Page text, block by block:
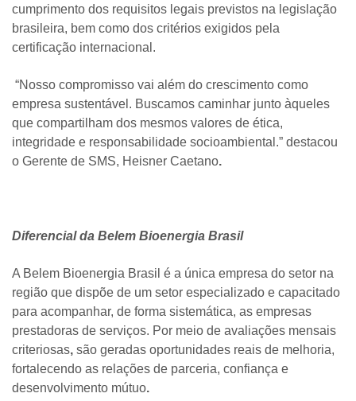
cumprimento dos requisitos legais previstos na legislação
brasileira, bem como dos critérios exigidos pela
certificação internacional .
“Nosso compromisso vai além do crescimento como
empresa sustentável. Buscamos caminhar junto àqueles
que compartilham dos mesmos valores de ética,
integridade e responsabilidade socioambiental.” destacou
o Gerente de SMS, Heisner Caetano.
Diferencial da Belem Bioenergia Brasil
A Belem Bioenergia Brasil é a única empresa do setor na
região que dispõe de um setor especializado e capacitado
para acompanhar, de forma sistemática, as empresas
prestadoras de serviços. Por meio de avaliações mensais
criteriosas, são geradas oportunidades reais de melhoria,
fortalecendo as relações de parceria, confiança e
desenvolvimento mútuo.